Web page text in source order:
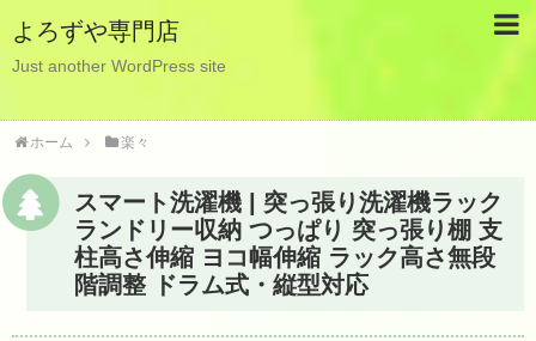
よろずや専門店
Just another WordPress site
ホーム 楽々
スマート洗濯機 | 突っ張り洗濯機ラック
ランドリー収納 つっぱり 突っ張り棚 支
柱高さ伸縮 ヨコ幅伸縮 ラック高さ無段
階調整 ドラム式・縦型対応